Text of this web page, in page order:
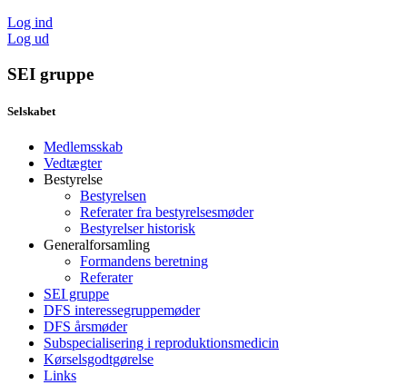
Log ind
Log ud
SEI gruppe
Selskabet
Medlemsskab
Vedtægter
Bestyrelse
Bestyrelsen
Referater fra bestyrelsesmøder
Bestyrelser historisk
Generalforsamling
Formandens beretning
Referater
SEI gruppe
DFS interessegruppemøder
DFS årsmøder
Subspecialisering i reproduktionsmedicin
Kørselsgodtgørelse
Links